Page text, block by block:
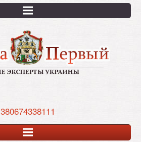
380674338111